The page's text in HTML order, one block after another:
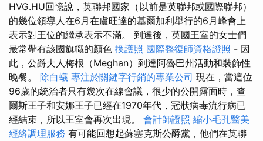
HVG.HU回憶說，英聯邦國家（以前是英聯邦或國際聯邦）
的幾位領導人在6月在盧旺達的基爾加利舉行的6月峰會上
表示對王位的繼承表示不滿。 到達後，英國王室的女士們
最常帶有該國旗幟的顏色 換護照 國際整復師資格證照 - 因
此，公爵夫人梅根（Meghan）到達阿魯巴州活動和裝飾性
晚餐。 除白蟻 專注於關鍵字行銷的專業公司 現在，當這位
96歲的統治者只有幾次在線會議，很少的公開露面時，查
爾斯王子和安娜王子已經在1970年代，冠狀病毒流行病已
經結束，所以王室會再次出現。 會計師證照 縮小毛孔醫美
經絡調理服務 有可能回想起蘇塞克斯公爵黨，他們在英聯